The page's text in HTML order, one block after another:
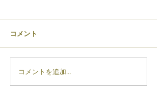
コメント
コメントを追加…